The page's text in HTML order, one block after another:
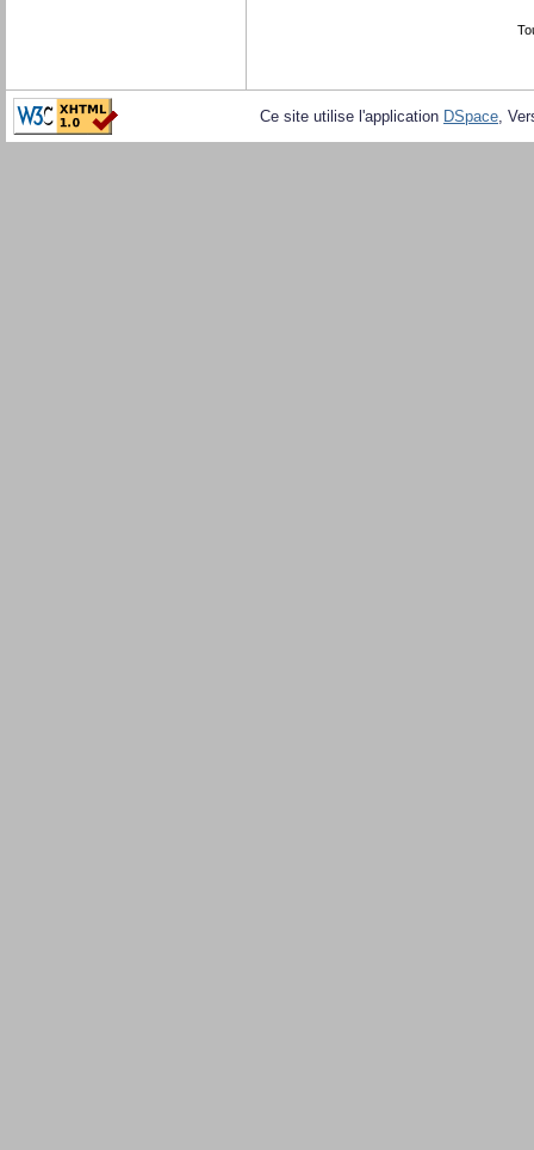
Ce site utilise l'application DSpace,